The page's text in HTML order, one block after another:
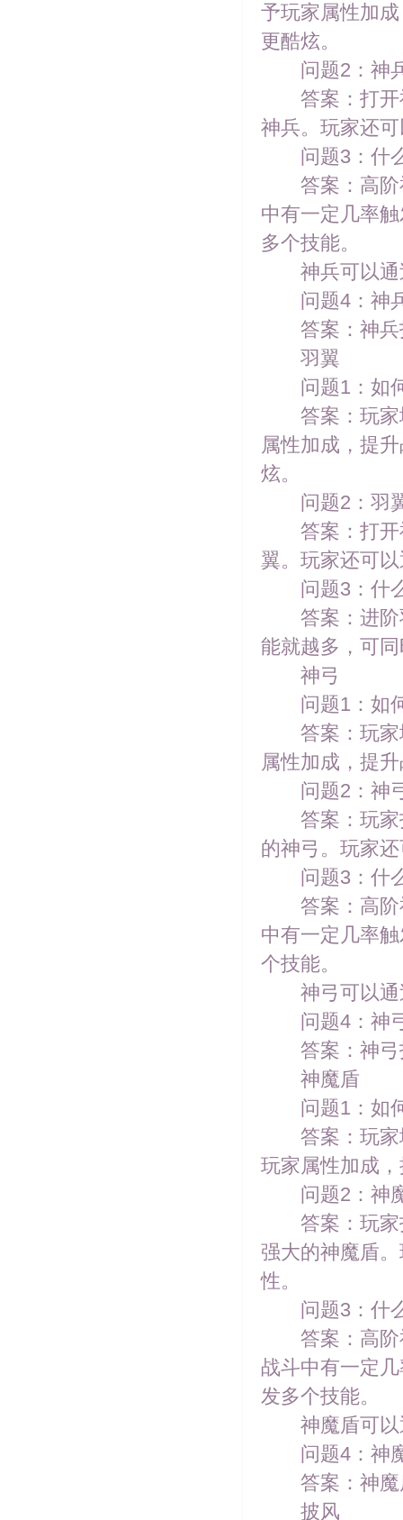
予玩家属性加
更酷炫。
问题2：神
答案：打开
神兵。玩家还
问题3：什么
答案：高阶
中有一定几率
多个技能。
神兵可以通
问题4：神兵
答案：神兵
羽翼
问题1：如何
答案：玩家
属性加成，提
炫。
问题2：羽
答案：打开
翼。玩家还可
问题3：什么
答案：进阶
能就越多，可
神弓
问题1：如何
答案：玩家
属性加成，提
问题2：神
答案：玩家
的神弓。玩家
问题3：什么
答案：高阶
中有一定几率
个技能。
神弓可以通
问题4：神弓
答案：神弓
神魔盾
问题1：如何
答案：玩家
玩家属性加成
问题2：神魔
答案：玩家
强大的神魔盾
性。
问题3：什么
答案：高阶
战斗中有一定
发多个技能。
神魔盾可以
问题4：神魔
答案：神魔
披风